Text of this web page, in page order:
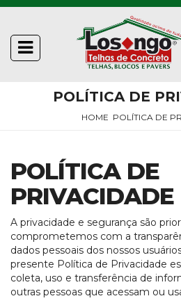
toggle
navigation
INÍCIO
PRIVACIDADE
GALERIA
DE
ACESSÓRIOS
BLOCOS
Fale
POLÍTICA DE
HOME POLÍTICA DE
POLÍTICA DE
PRIVACIDADE
A privacidade e segurança são
comprometemos com a
dados pessoais dos nossos
presente Política de Privacidade
coleta, uso e transferência de
outras pessoas que acessam ou